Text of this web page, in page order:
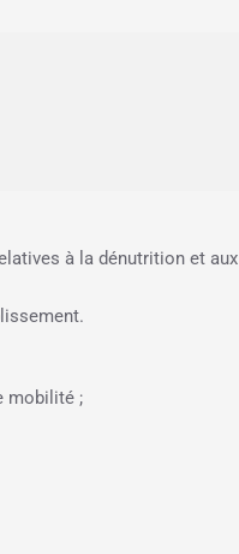
à la dénutrition et aux
mobilité ;